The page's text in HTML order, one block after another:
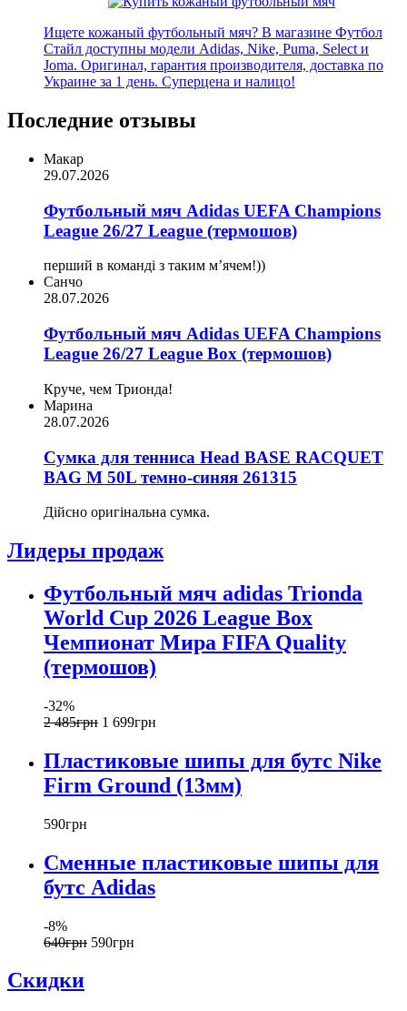
Ищете кожаный футбольный мяч? В магазине Футбол
Стайл доступны модели Adidas, Nike, Puma, Select и
Joma. Оригинал, гарантия производителя, доставка по
Украине за 1 день. Суперцена и налицо!
Последние отзывы
Макар
29.07.2026
Футбольный мяч Adidas UEFA Champions
League 26/27 League (термошов)
перший в команді з таким мʼячем!))
Санчо
28.07.2026
Футбольный мяч Adidas UEFA Champions
League 26/27 League Box (термошов)
Круче, чем Трионда!
Марина
28.07.2026
Сумка для тенниса Head BASE RACQUET
BAG M 50L темно-синяя 261315
Дійсно оригінальна сумка.
Лидеры продаж
Футбольный мяч adidas Trionda
World Cup 2026 League Box
Чемпионат Мира FIFA Quality
(термошов)
-32%
2 485грн 1 699грн
Пластиковые шипы для бутс Nike
Firm Ground (13мм)
590грн
Сменные пластиковые шипы для
бутс Adidas
-8%
640грн 590грн
Скидки